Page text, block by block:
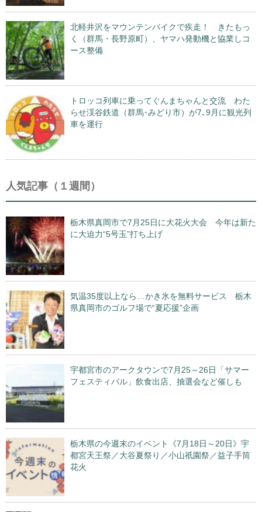
北軽井沢をマウンテンバイクで疾走！ きたもっ
く（群馬・長野原町）、ヤマハ発動機と協業しコ
ース整備
トロッコ列車に乗ってぐんまちゃんと交流 わた
らせ渓谷鉄道（群馬･みどり市）が7､9月に観光列
車を運行
人気記事（１週間）
栃木県真岡市で7月25日に大花火大会 今年は新た
に大迫力“5号玉”打ち上げ
気温35度以上なら…かき氷を無料サービス 栃木
県真岡市のゴルフ場で“夏応援”企画
宇都宮市のアークタウンで7月25～26日「サマー
フェスティバル」飲食出店、抽選会など催しも
栃木県の今週末のイベント《7月18日～20日》宇
都宮天王祭／大谷夏祭り／小山祇園祭／益子手筒
花火